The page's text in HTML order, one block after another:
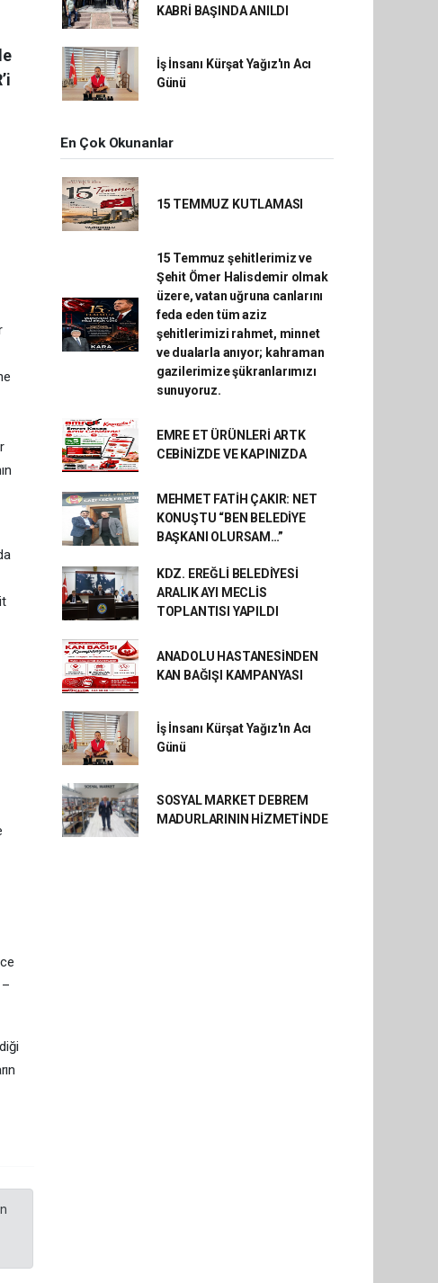
KABRİ BAŞINDA ANILDI
İş İnsanı Kürşat Yağız'ın Acı
Günü
En Çok Okunanlar
15 TEMMUZ KUTLAMASI
15 Temmuz şehitlerimiz ve
Şehit Ömer Halisdemir olmak
üzere, vatan uğruna canlarını
feda eden tüm aziz
şehitlerimizi rahmet, minnet
ve dualarla anıyor; kahraman
gazilerimize şükranlarımızı
sunuyoruz.
EMRE ET ÜRÜNLERİ ARTK
CEBİNİZDE VE KAPINIZDA
MEHMET FATİH ÇAKIR: NET
KONUŞTU “BEN BELEDİYE
BAŞKANI OLURSAM…”
KDZ. EREĞLİ BELEDİYESİ
ARALIK AYI MECLİS
TOPLANTISI YAPILDI
ANADOLU HASTANESİNDEN
KAN BAĞIŞI KAMPANYASI
İş İnsanı Kürşat Yağız'ın Acı
Günü
SOSYAL MARKET DEBREM
MADURLARININ HİZMETİNDE